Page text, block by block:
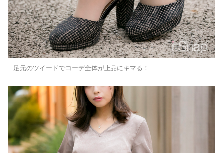
足元のツイードでコーデ全体が上品にキマる！